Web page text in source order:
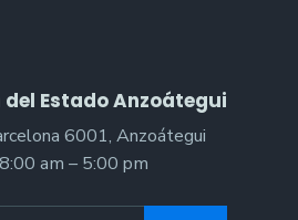
Estado Anzoátegui
6001, Anzoátegui
am – 5:00 pm